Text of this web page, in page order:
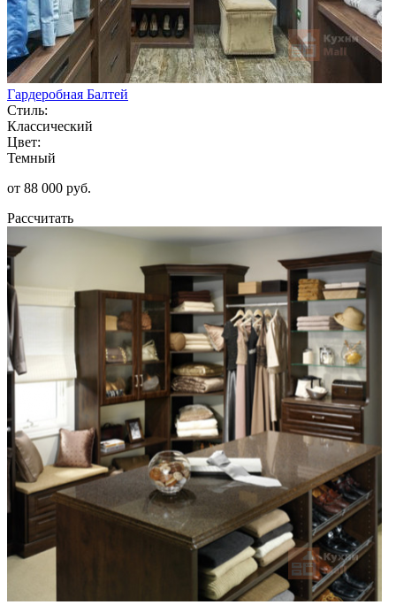
Гардеробная Балтей
Стиль:
Классический
Цвет:
Темный
от 88 000 руб.
Рассчитать